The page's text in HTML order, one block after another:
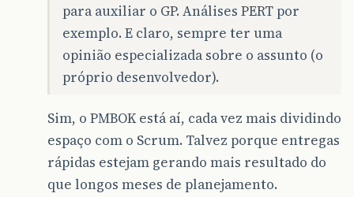
para auxiliar o GP. Análises PERT por
exemplo. E claro, sempre ter uma
opinião especializada sobre o assunto (o
próprio desenvolvedor).
Sim, o PMBOK está aí, cada vez mais dividindo
espaço com o Scrum. Talvez porque entregas
rápidas estejam gerando mais resultado do
que longos meses de planejamento.